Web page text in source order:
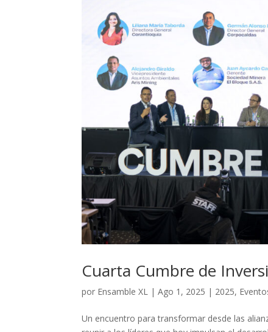
Cuarta Cumbre de
por Ensamble XL |Ago 1, 2025 | 2025,
Un encuentro para transformar desde las